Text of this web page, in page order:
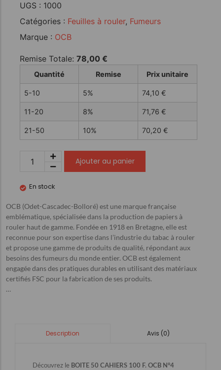
UGS : 1000
Catégories : Feuilles à rouler, Fumeurs
Marque : OCB
Remise Totale: 78,00 €
Quantité Remise Prix unitaire
5-10 5% 74,10 €
11-20 8% 71,76 €
21-50 10% 70,20 €
Ajouter au panier
En stock
OCB (Odet-Cascadec-Bolloré) est une marque française
emblématique, spécialisée dans la production de papiers à
rouler haut de gamme. Fondée en 1918 en Bretagne, elle est
reconnue pour son expertise dans l’industrie du tabac à rouler
et propose une gamme de produits de qualité, répondant aux
besoins des fumeurs du monde entier. OCB est également
engagée dans des pratiques durables en utilisant des matériaux
certifiés FSC pour la fabrication de ses produits.
…
Description Avis (0)
Découvrez le BOITE 50 CAHIERS 100 F. OCB N°4